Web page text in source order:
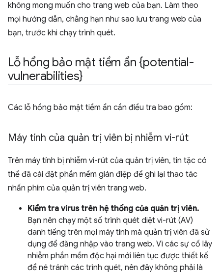
không mong muốn cho trang web của bạn. Làm theo
mọi hướng dẫn, chẳng hạn như sao lưu trang web của
bạn, trước khi chạy trình quét.
Lỗ hổng bảo mật tiềm ẩn {potential-
vulnerabilities}
Các lỗ hổng bảo mật tiềm ẩn cần điều tra bao gồm:
Máy tính của quản trị viên bị nhiễm vi-rút
Trên máy tính bị nhiễm vi-rút của quản trị viên, tin tặc có
thể đã cài đặt phần mềm gián điệp để ghi lại thao tác
nhấn phím của quản trị viên trang web.
Kiểm tra virus trên hệ thống của quản trị viên.
Bạn nên chạy một số trình quét diệt vi-rút (AV)
danh tiếng trên mọi máy tính mà quản trị viên đã sử
dụng để đăng nhập vào trang web. Vì các sự cố lây
nhiễm phần mềm độc hại mới liên tục được thiết kế
để né tránh các trình quét, nên đây không phải là